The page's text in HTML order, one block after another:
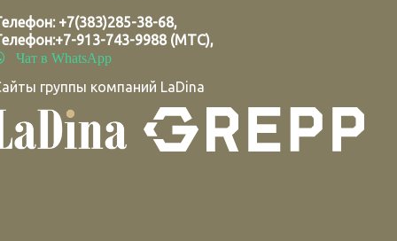
+7(383)285-38-68,
+7-913-743-9988 (МТС),
Чат в WhatsApp
группы компаний LaDina